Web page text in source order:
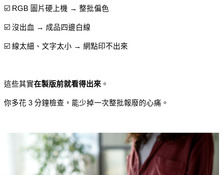
☑️ RGB 圖片硬上機 → 整批偏色
☑️ 沒出血 → 成品四邊白線
☑️ 線太細、文字太小 → 網點印不出來
這些其實在製版前就看得出來 。
你多花 3 分鐘檢查，能少掉一次整批報廢的心痛。